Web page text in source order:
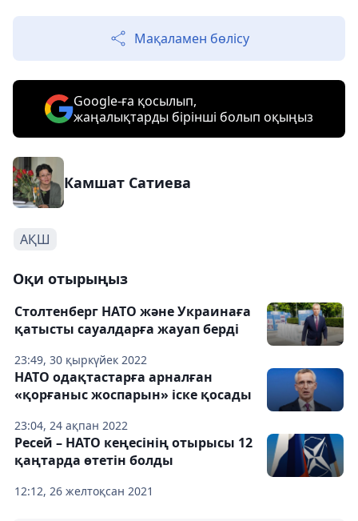
Мақаламен бөлісу
Google-ға қосылып,
жаңалықтарды бірінші болып оқыңыз
Камшат Сатиева
АҚШ
Оқи отырыңыз
23:49, 30 қыркүйек 2022
Столтенберг НАТО және Украинаға
қатысты сауалдарға жауап берді
23:04, 24 ақпан 2022
НАТО одақтастарға арналған
«қорғаныс жоспарын» іске қосады
12:12, 26 желтоқсан 2021
Ресей – НАТО кеңесінің отырысы 12
қаңтарда өтетін болды